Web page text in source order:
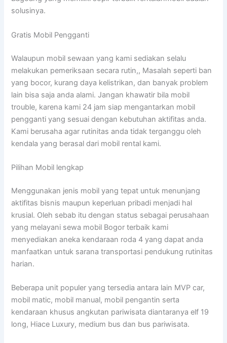
solusinya.
Gratis Mobil Pengganti
Walaupun mobil sewaan yang kami sediakan selalu
melakukan pemeriksaan secara rutin,, Masalah seperti ban
yang bocor, kurang daya kelistrikan, dan banyak problem
lain bisa saja anda alami. Jangan khawatir bila mobil
trouble, karena kami 24 jam siap mengantarkan mobil
pengganti yang sesuai dengan kebutuhan aktifitas anda.
Kami berusaha agar rutinitas anda tidak terganggu oleh
kendala yang berasal dari mobil rental kami.
Pilihan Mobil lengkap
Menggunakan jenis mobil yang tepat untuk menunjang
aktifitas bisnis maupun keperluan pribadi menjadi hal
krusial. Oleh sebab itu dengan status sebagai perusahaan
yang melayani sewa mobil Bogor terbaik kami
menyediakan aneka kendaraan roda 4 yang dapat anda
manfaatkan untuk sarana transportasi pendukung rutinitas
harian.
Beberapa unit populer yang tersedia antara lain MVP car,
mobil matic, mobil manual, mobil pengantin serta
kendaraan khusus angkutan pariwisata diantaranya elf 19
long, Hiace Luxury, medium bus dan bus pariwisata.